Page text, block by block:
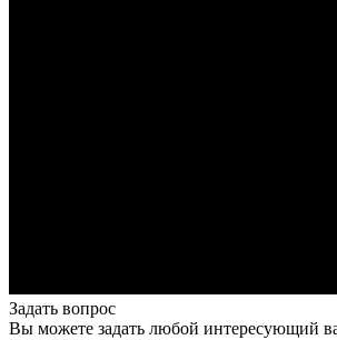
Задать вопрос
Вы можете задать любой интересующий